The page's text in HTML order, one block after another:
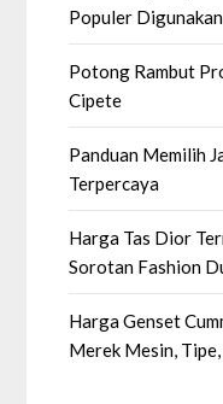
Populer Digunakan
Potong Rambut
Cipete
Panduan Memilih
Terpercaya
Harga Tas Dior
Sorotan Fashion
Harga Genset
Merek Mesin,